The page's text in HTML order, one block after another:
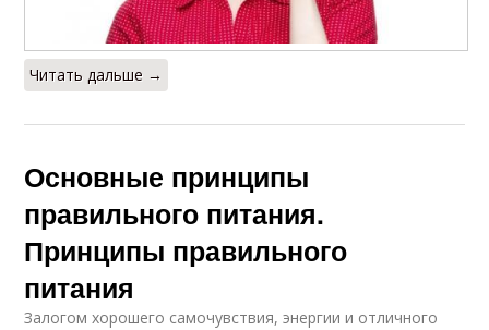
Читать дальше →
Основные принципы
правильного питания.
Принципы правильного
питания
Залогом хорошего самочувствия, энергии и отличного